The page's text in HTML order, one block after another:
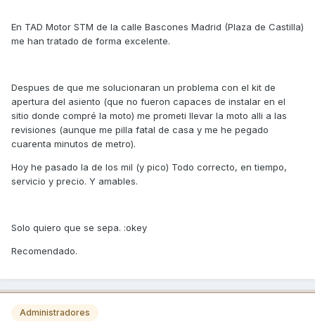
En TAD Motor STM de la calle Bascones Madrid (Plaza de Castilla)
me han tratado de forma excelente.
Despues de que me solucionaran un problema con el kit de
apertura del asiento (que no fueron capaces de instalar en el
sitio donde compré la moto) me prometi llevar la moto alli a las
revisiones (aunque me pilla fatal de casa y me he pegado
cuarenta minutos de metro).
Hoy he pasado la de los mil (y pico) Todo correcto, en tiempo,
servicio y precio. Y amables.
Solo quiero que se sepa. :okey
Recomendado.
Administradores